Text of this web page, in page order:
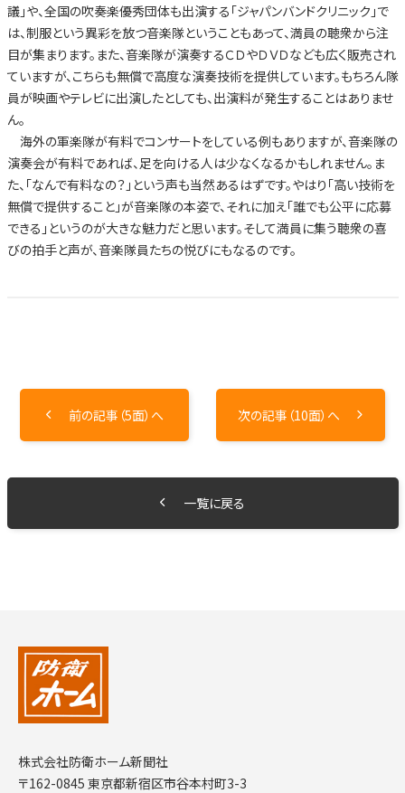
議」や、全国の吹奏楽優秀団体も出演する「ジャパンバンドクリニック」で
は、制服という異彩を放つ音楽隊ということもあって、満員の聴衆から注
目が集まります。また、音楽隊が演奏するＣＤやＤＶＤなども広く販売され
ていますが、こちらも無償で高度な演奏技術を提供しています。もちろん隊
員が映画やテレビに出演したとしても、出演料が発生することはありませ
ん。
海外の軍楽隊が有料でコンサートをしている例もありますが、音楽隊の
演奏会が有料であれば、足を向ける人は少なくなるかもしれません。ま
た、「なんで有料なの？」という声も当然あるはずです。やはり「高い技術を
無償で提供すること」が音楽隊の本姿で、それに加え「誰でも公平に応募
できる」というのが大きな魅力だと思います。そして満員に集う聴衆の喜
びの拍手と声が、音楽隊員たちの悦びにもなるのです。
前の記事（5面）へ 次の記事（10面）へ
一覧に戻る
株式会社防衛ホーム新聞社
〒162-0845 東京都新宿区市谷本村町3-3